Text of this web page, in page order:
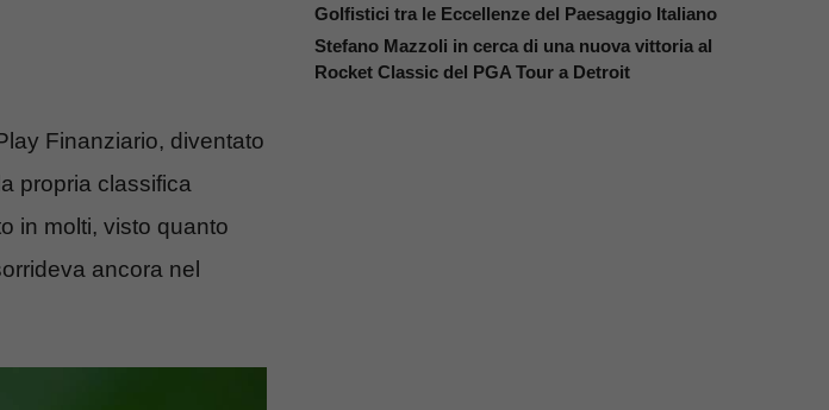
Finanziario, diventato
propria classifica
in molti, visto quanto
ancora nel
Golfistici tra le Eccellenze del Paesaggio Italiano
Stefano Mazzoli in cerca di una nuova vittoria al
Rocket Classic del PGA Tour a Detroit